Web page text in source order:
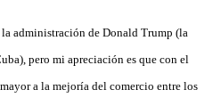
administración de Donald Trump (la
pero mi apreciación es que con el
a la mejoría del comercio entre los